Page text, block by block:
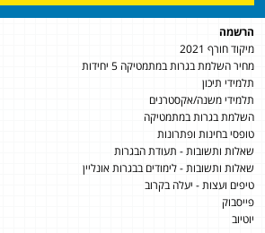
הרשמה
מיקוד חורף 2021
מחיר השלמת בגרות במתמטיקה 5 יחידות
תלמידי תיכון
תלמידי משנה/אקסטרנים
השלמת בגרות במתמטיקה
טופסי בחינות ופתרונות
שאלות ותשובות - תעודת הבגרות
שאלות ותשובות - לימודים בבגרות אונליין
טיפים ועצות - יעלה בקרוב
פייסבוק
יוטיוב